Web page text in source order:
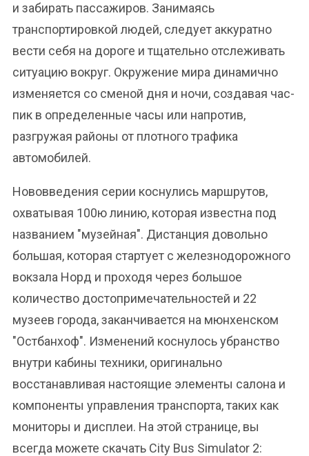
и забирать пассажиров. Занимаясь
транспортировкой людей, следует аккуратно
вести себя на дороге и тщательно отслеживать
ситуацию вокруг. Окружение мира динамично
изменяется со сменой дня и ночи, создавая час-
пик в определенные часы или напротив,
разгружая районы от плотного трафика
автомобилей.
Нововведения серии коснулись маршрутов,
охватывая 100ю линию, которая известна под
названием "музейная". Дистанция довольно
большая, которая стартует с железнодорожного
вокзала Норд и проходя через большое
количество достопримечательностей и 22
музеев города, заканчивается на мюнхенском
"Остбанхоф". Изменений коснулось убранство
внутри кабины техники, оригинально
восстанавливая настоящие элементы салона и
компоненты управления транспорта, таких как
мониторы и дисплеи. На этой странице, вы
всегда можете скачать City Bus Simulator 2: